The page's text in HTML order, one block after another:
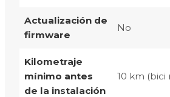
Actualización de
firmware
No
Kilometraje
mínimo antes
de la instalación
10 km (bici